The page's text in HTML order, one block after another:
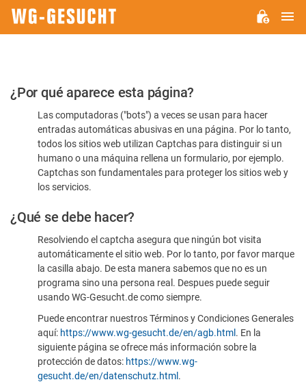
Por
favor,
confirme
humano
¿Por qué aparece esta página?
Las computadoras ("bots") a veces se usan para hacer
entradas automáticas abusivas en una página. Por lo tanto,
todos los sitios web utilizan Captchas para distinguir si un
humano o una máquina rellena un formulario, por ejemplo.
Captchas son fundamentales para proteger los sitios web y
los servicios.
¿Qué se debe hacer?
Resolviendo el captcha asegura que ningún bot visita
automáticamente el sitio web. Por lo tanto, por favor marque
la casilla abajo. De esta manera sabemos que no es un
programa sino una persona real. Despues puede seguir
usando WG-Gesucht.de como siempre.
Puede encontrar nuestros Términos y Condiciones Generales
aquí: https://www.wg-gesucht.de/en/agb.html . En la
siguiente página se ofrece más información sobre la
protección de datos: https://www.wg-
gesucht.de/en/datenschutz.html .